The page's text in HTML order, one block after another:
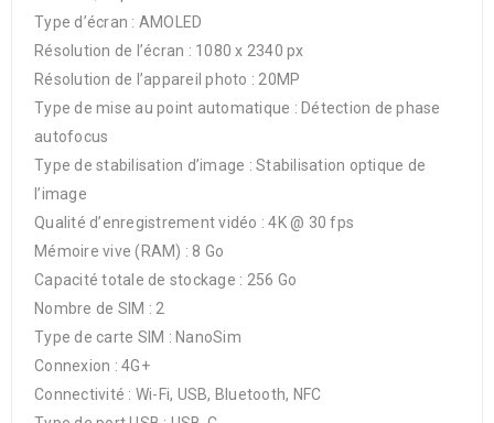
Type d’écran : AMOLED
Résolution de l’écran : 1080 x 2340 px
Résolution de l’appareil photo : 20MP
Type de mise au point automatique : Détection de phase
autofocus
Type de stabilisation d’image : Stabilisation optique de
l’image
Qualité d’enregistrement vidéo : 4K @ 30 fps
Mémoire vive (RAM) : 8 Go
Capacité totale de stockage : 256 Go
Nombre de SIM : 2
Type de carte SIM : NanoSim
Connexion : 4G+
Connectivité : Wi-Fi, USB, Bluetooth, NFC